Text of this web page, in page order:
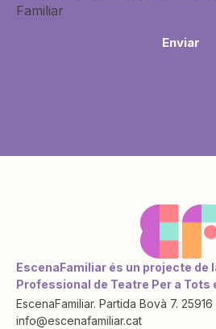
Familiar
Enviar
EscenaFamiliar és un projecte de
Professional de Teatre Per a Tots
EscenaFamiliar. Partida Bovà 7. 25916
info@escenafamiliar.cat